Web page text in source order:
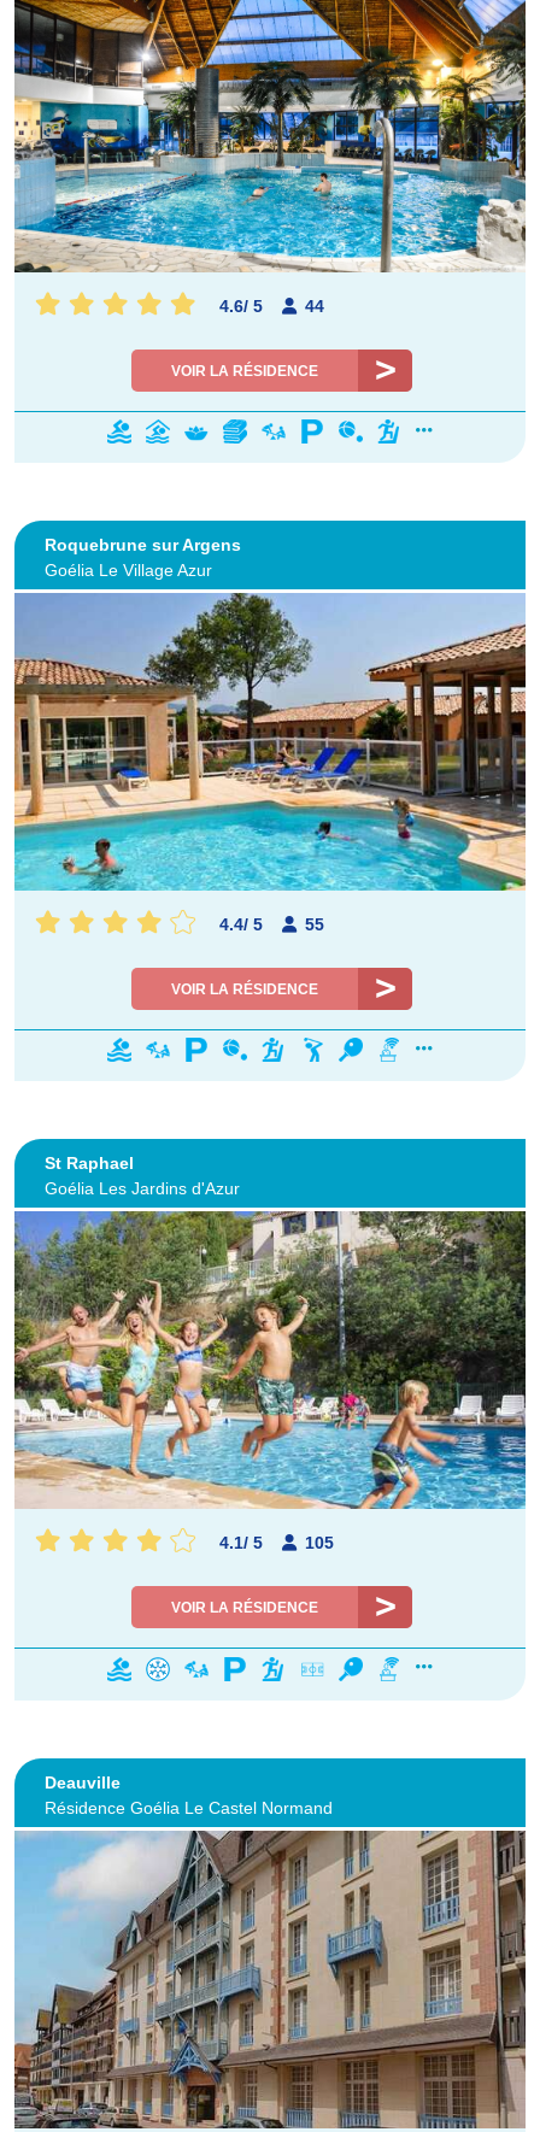
4.6/ 5 44
VOIR LA RÉSIDENCE
Roquebrune sur Argens
Goélia Le Village Azur
4.4/ 5 55
VOIR LA RÉSIDENCE
St Raphael
Goélia Les Jardins d'Azur
4.1/ 5 105
VOIR LA RÉSIDENCE
Deauville
Résidence Goélia Le Castel Normand